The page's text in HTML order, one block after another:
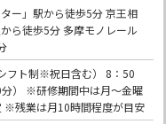
ー」駅から徒歩5分 京王相
ら徒歩5分 多摩モノレール
フト制※祝日含む） 8：50
） ※研修期間中は月～金曜
※残業は月10時間程度が目安